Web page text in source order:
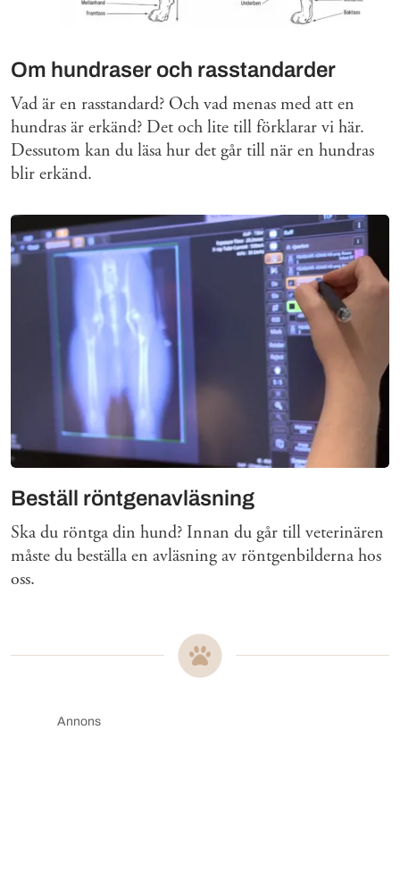
Om hundraser och rasstandarder
Vad är en rasstandard? Och vad menas med att en
hundras är erkänd? Det och lite till förklarar vi här.
Dessutom kan du läsa hur det går till när en hundras
blir erkänd.
Beställ röntgenavläsning
Ska du röntga din hund? Innan du går till veterinären
måste du beställa en avläsning av röntgenbilderna hos
oss.
Annons